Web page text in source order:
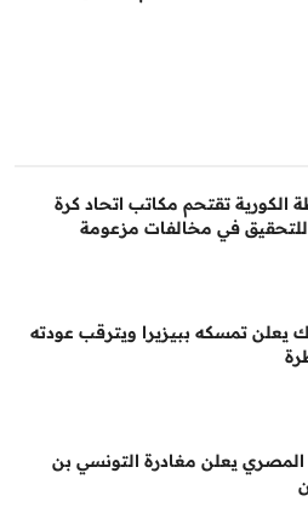
الكورية تقتحم مكاتب اتحاد كرة
للتحقيق في مخالفات مزعومة
يعلن تمسكه ببيزيرا ويترقب عودته
المصري يعلن مغادرة التونسي بن